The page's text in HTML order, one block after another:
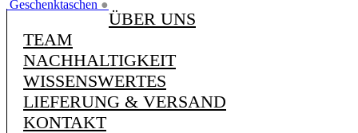
Geschenktaschen ●
ÜBER UNS
TEAM
NACHHALTIGKEIT
WISSENSWERTES
LIEFERUNG & VERSAND
KONTAKT